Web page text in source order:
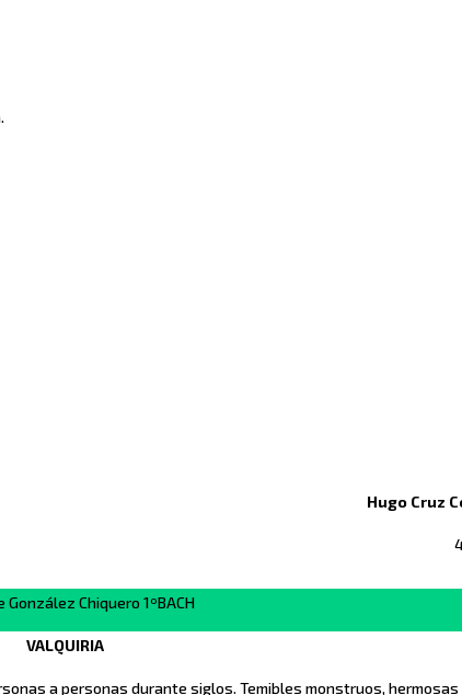
Hugo Cruz
González Chiquero 1ºBACH
VALQUIRIA
a personas durante siglos. Temibles monstruos, hermosas